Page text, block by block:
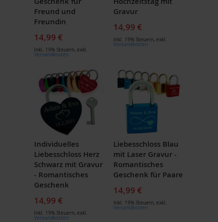
Freund und
Freundin
14,99 €
Inkl. 19% Steuern, exkl.
Versandkosten
Gravur
14,99 €
Inkl. 19% Steuern, exkl.
Versandkosten
Individuelles
Liebesschloss Herz
Schwarz mit Gravur
- Romantisches
Geschenk
14,99 €
Inkl. 19% Steuern, exkl.
Versandkosten
Liebesschloss Blau
mit Laser Gravur -
Romantisches
Geschenk für Paare
14,99 €
Inkl. 19% Steuern, exkl.
Versandkosten